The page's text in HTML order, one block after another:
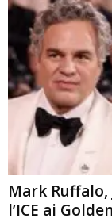
Mark
l’ICE ai